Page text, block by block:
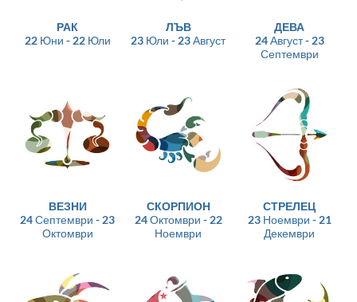
РАК
22 Юни - 22 Юли
ЛЪВ
23 Юли - 23 Август
ДЕВА
24 Август - 23
Септември
ВЕЗНИ
24 Септември - 23
Октомври
СКОРПИОН
24 Октомври - 22
Ноември
СТРЕЛЕЦ
23 Ноември - 21
Декември